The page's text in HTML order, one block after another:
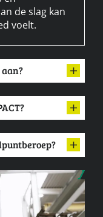
de slag kan
voelt.